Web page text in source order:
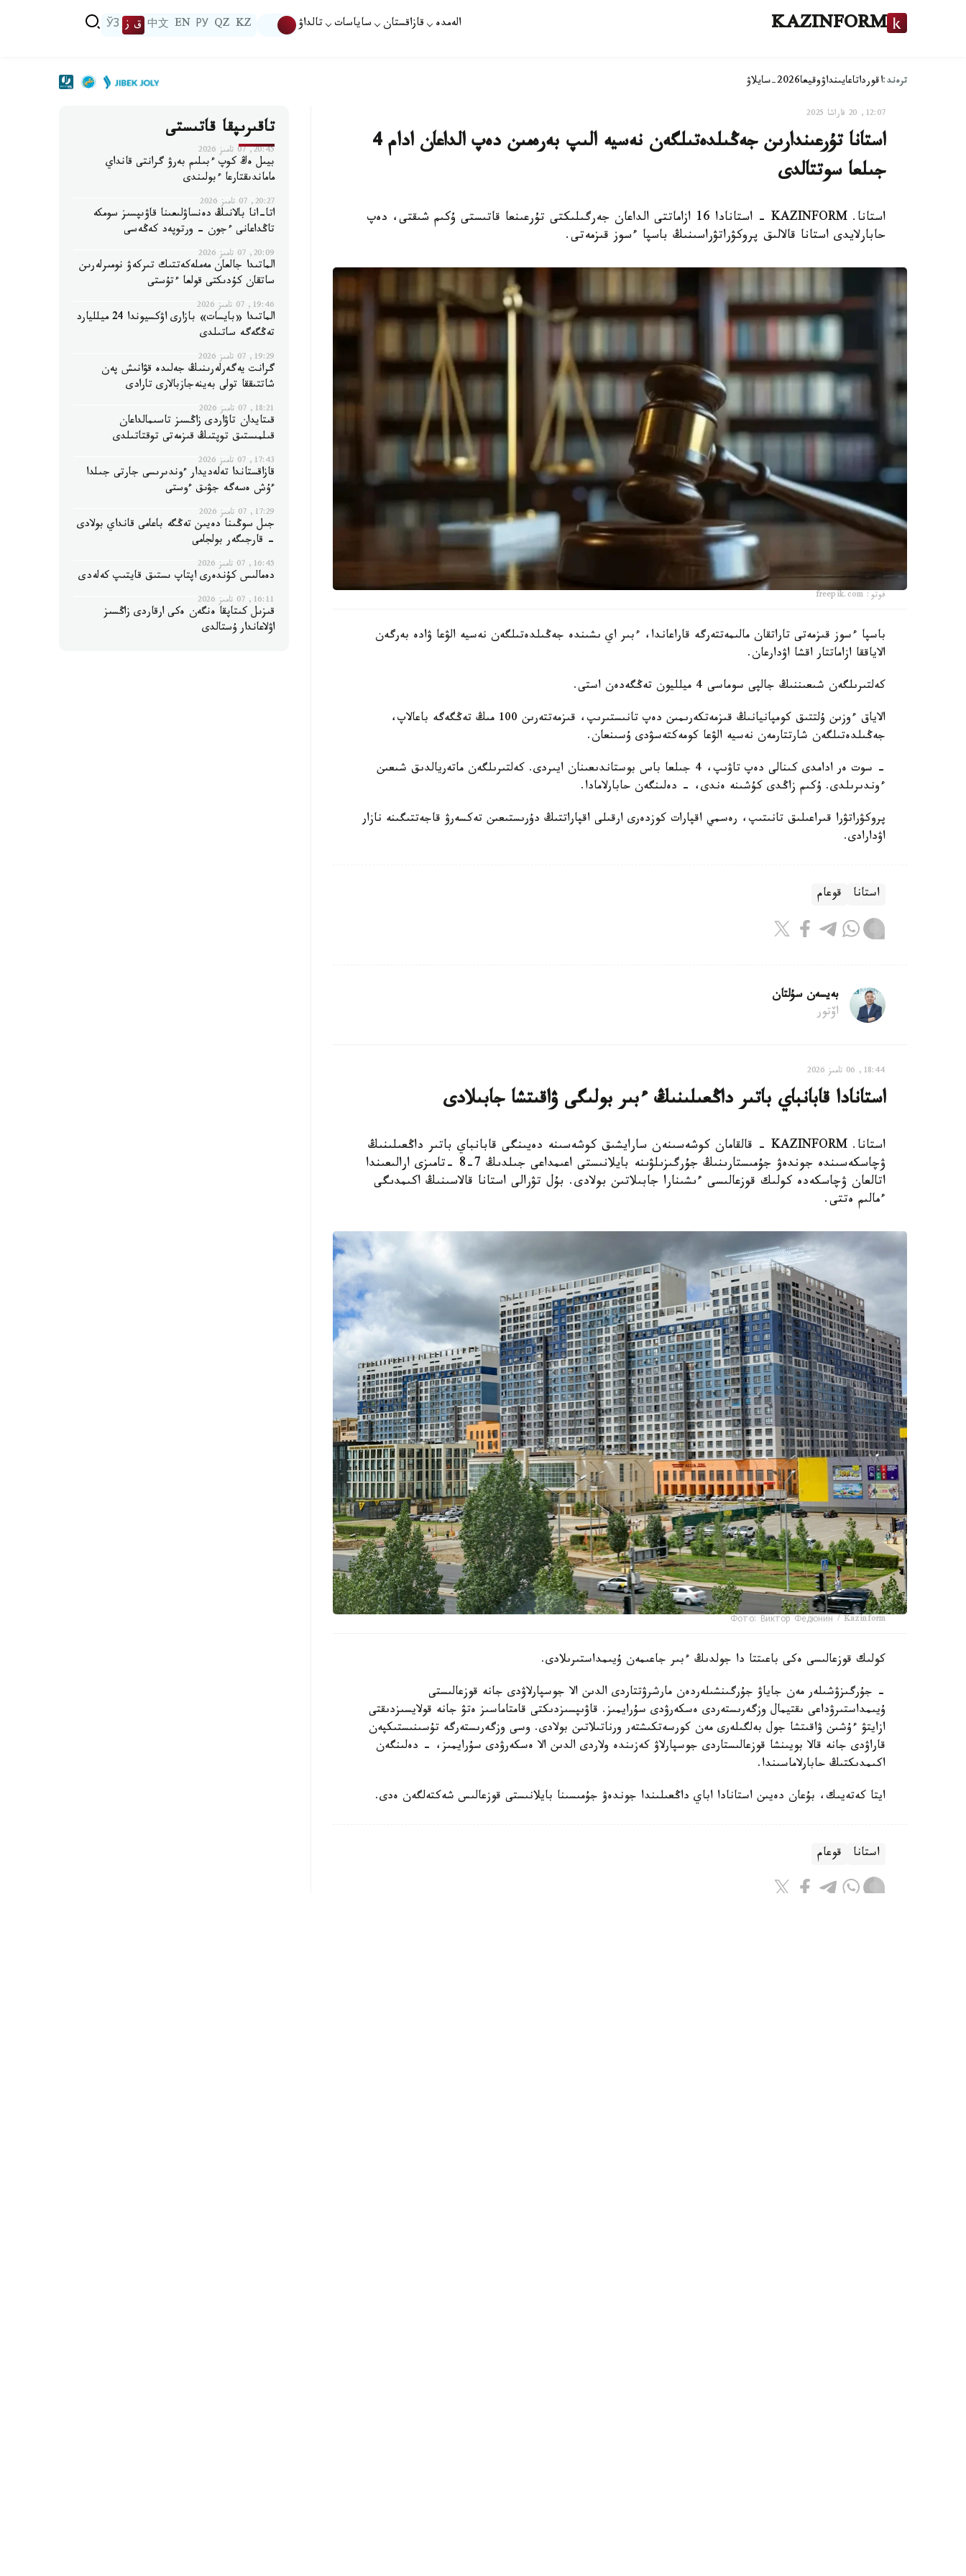
KAZINFORM الەمدە قازاقستان ساياسات تالداۋ KZ
QZ
РУ
EN
中文 ق ز ЎЗ
ترەند:اقورداتاعايىنداۋوقيعا2026-سايلاۋ
12:07, 20 قاراشا 2025
استانا تۇرعىندارىن جەڭىلدەتىلگەن نەسيە الىپ بەرەمىن دەپ الداعان ادام 4
جىلعا سوتتالدى
استانا. KAZINFORM - استانادا 16 ازاماتتى الداعان جەرگىلىكتى تۇرعىنعا قاتىستى ۇكىم شىقتى، دەپ
حابارلايدى استانا قالالىق پروكۋراتۋراسىنىڭ باسپا ءسوز قىزمەتى.
فوتو: freepik.com
باسپا ءسوز قىزمەتى تاراتقان مالىمەتتەرگە قاراعاندا، ءبىر اي ىشىندە جەڭىلدەتىلگەن نەسيە الۋعا ۋادە بەرگەن
الاياققا ازاماتتار اقشا اۋدارعان.
كەلتىرىلگەن شىعىننىڭ جالپى سوماسى 4 ميلليون تەڭگەدەن استى.
الاياق ءوزىن ۇلتتىق كومپانيانىڭ قىزمەتكەرىمىن دەپ تانىستىرىپ، قىزمەتتەرىن 100 مىڭ تەڭگەگە باعالاپ،
جەڭىلدەتىلگەن شارتتارمەن نەسيە الۋعا كومەكتەسۋدى ۇسىنعان.
- سوت ەر ادامدى كىنالى دەپ تاۋىپ، 4 جىلعا باس بوستاندىعىنان ايىردى. كەلتىرىلگەن ماتەريالدىق شىعىن
ءوندىرىلدى. ۇكىم زاڭدى كۇشىنە ەندى، - دەلىنگەن حابارلامادا.
پروكۋراتۋرا قىراعىلىق تانىتىپ، رەسمي اقپارات كوزدەرى ارقىلى اقپاراتتىڭ دۇرىستىعىن تەكسەرۋ قاجەتتىگىنە نازار
اۋدارادى.
استانا قوعام
بەيسەن سۇلتان
اۆتور
18:44, 06 تامىز 2026
استانادا قابانباي باتىر داڭعىلىنىڭ ءبىر بولىگى ۋاقىتشا جابىلادى
استانا. KAZINFORM - قالقامان كوشەسىنەن سارايشىق كوشەسىنە دەيىنگى قابانباي باتىر داڭعىلىنىڭ
ۋچاسكەسىندە جوندەۋ جۇمىستارىنىڭ جۇرگىزىلۋىنە بايلانىستى اعىمداعى جىلدىڭ 7-8 -تامىزى ارالىعىندا
اتالعان ۋچاسكەدە كولىك قوزعالىسى ءىشىنارا جابىلاتىن بولادى. بۇل تۋرالى استانا قالاسىنىڭ اكىمدىگى
ءمالىم ەتتى.
Фото: Виктор Федюнин / Kazinform
كولىك قوزعالىسى ەكى باعىتتا دا جولدىڭ ءبىر جاعىمەن ۇيىمداستىرىلادى.
- جۇرگىزۋشىلەر مەن جاياۋ جۇرگىنشىلەردەن مارشرۋتتاردى الدىن الا جوسپارلاۋدى جانە قوزعالىستى
ۇيىمداستىرۋداعى ىقتيمال وزگەرىستەردى ەسكەرۋدى سۇرايمىز. قاۋىپسىزدىكتى قامتاماسىز ەتۋ جانە قولايسىزدىقتى
ازايتۋ ءۇشىن ۋاقىتشا جول بەلگىلەرى مەن كورسەتكىشتەر ورناتىلاتىن بولادى. وسى وزگەرىستەرگە تۇسىنىستىكپەن
قاراۋدى جانە قالا بويىنشا قوزعالىستاردى جوسپارلاۋ كەزىندە ولاردى الدىن الا ەسكەرۋدى سۇرايمىز، - دەلىنگەن
اكىمدىكتىڭ حابارلاماسىندا.
ايتا كەتەيىك، بۇعان دەيىن استانادا اباي داڭعىلىندا جوندەۋ جۇمىسىنا بايلانىستى قوزعالىس شەكتەلگەن ەدى.
استانا قوعام
تاقىرىپقا قاتىستى
20:45, 07 تامىز 2026
بيىل ەڭ كوپ ءبىلىم بەرۋ گرانتى قانداي
ماماندىقتارعا ءبولىندى
20:27, 07 تامىز 2026
اتا-انا بالانىڭ دەنساۋلىعىنا قاۋىپسىز سومكە
تاڭداعانى ءجون - ورتوپەد كەڭەسى
20:09, 07 تامىز 2026
الماتىدا جالعان مەملەكەتتىك تىركەۋ نومىرلەرىن
ساتقان كۇدىكتى قولعا ءتۇستى
19:46, 07 تامىز 2026
الماتىدا «بايسات» بازارى اۋكسيوندا 24 ميلليارد
تەڭگەگە ساتىلدى
19:29, 07 تامىز 2026
گرانت يەگەرلەرىنىڭ جەلىدە قۋانىش پەن
شاتتىققا تولى بەينەجازبالارى تارادى
18:21, 07 تامىز 2026
قىتايدان تاۋاردى زاڭسىز تاسىمالداعان
قىلمىستىق توپتىڭ قىزمەتى توقتاتىلدى
17:43, 07 تامىز 2026
قازاقستاندا تەلەديدار ءوندىرىسى جارتى جىلدا
ءۇش ەسەگە جۋىق ءوستى
17:29, 07 تامىز 2026
جىل سوڭىنا دەيىن تەڭگە باعامى قانداي بولادى
- قارجىگەر بولجامى
16:45, 07 تامىز 2026
دەمالىس كۇندەرى اپتاپ ىستىق قايتىپ كەلەدى
16:11, 07 تامىز 2026
قىزىل كىتاپقا ەنگەن ەكى ارقاردى زاڭسىز
اۋلاعاندار ۇستالدى